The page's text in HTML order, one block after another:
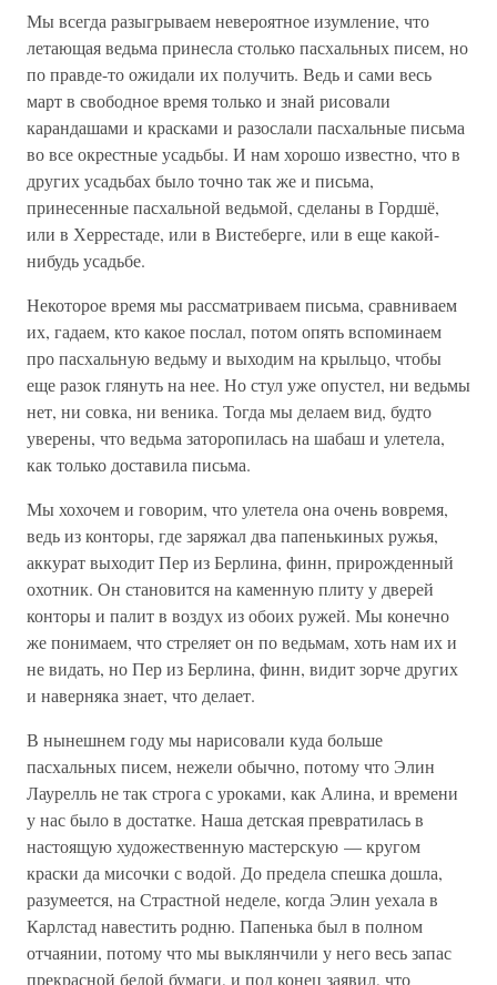
Мы всегда разыгрываем невероятное изумление, что
летающая ведьма принесла столько пасхальных писем, но
по правде-то ожидали их получить. Ведь и сами весь
март в свободное время только и знай рисовали
карандашами и красками и разослали пасхальные письма
во все окрестные усадьбы. И нам хорошо известно, что в
других усадьбах было точно так же и письма,
принесенные пасхальной ведьмой, сделаны в Гордшё,
или в Херрестаде, или в Вистеберге, или в еще какой-
нибудь усадьбе.
Некоторое время мы рассматриваем письма, сравниваем
их, гадаем, кто какое послал, потом опять вспоминаем
про пасхальную ведьму и выходим на крыльцо, чтобы
еще разок глянуть на нее. Но стул уже опустел, ни ведьмы
нет, ни совка, ни веника. Тогда мы делаем вид, будто
уверены, что ведьма заторопилась на шабаш и улетела,
как только доставила письма.
Мы хохочем и говорим, что улетела она очень вовремя,
ведь из конторы, где заряжал два папенькиных ружья,
аккурат выходит Пер из Берлина, финн, прирожденный
охотник. Он становится на каменную плиту у дверей
конторы и палит в воздух из обоих ружей. Мы конечно
же понимаем, что стреляет он по ведьмам, хоть нам их и
не видать, но Пер из Берлина, финн, видит зорче других
и наверняка знает, что делает.
В нынешнем году мы нарисовали куда больше
пасхальных писем, нежели обычно, потому что Элин
Лаурелль не так строга с уроками, как Алина, и времени
у нас было в достатке. Наша детская превратилась в
настоящую художественную мастерскую — кругом
краски да мисочки с водой. До предела спешка дошла,
разумеется, на Страстной неделе, когда Элин уехала в
Карлстад навестить родню. Папенька был в полном
отчаянии, потому что мы выклянчили у него весь запас
прекрасной белой бумаги, и под конец заявил, что